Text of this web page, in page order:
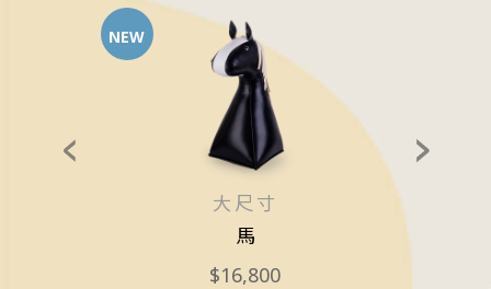
大尺寸
馬
16,800
NEW